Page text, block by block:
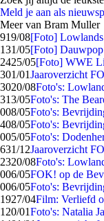
Meld je aan als
Meer van Bram Muller
919/08[Foto]
131/05[Foto]
2425/05[Foto] WWE
301/01Jaaroverzicht
3020/08Foto's:
313/05Foto's: The
008/05Foto's:
408/05Foto's:
005/05Foto's:
631/12Jaaroverzicht
2320/08Foto's:
006/05FOK! op de
006/05Foto's:
1927/04Film: Verliefd
1 20/01Foto's: Natalia